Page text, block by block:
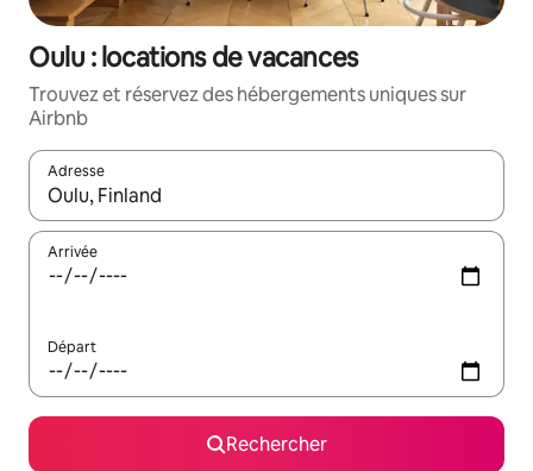
Oulu : locations de vacances
Trouvez et réservez des hébergements uniques sur
Airbnb
Adresse
Lorsque les résultats s'affichent, utilisez les flèches vers le
Arrivée
Départ
Rechercher